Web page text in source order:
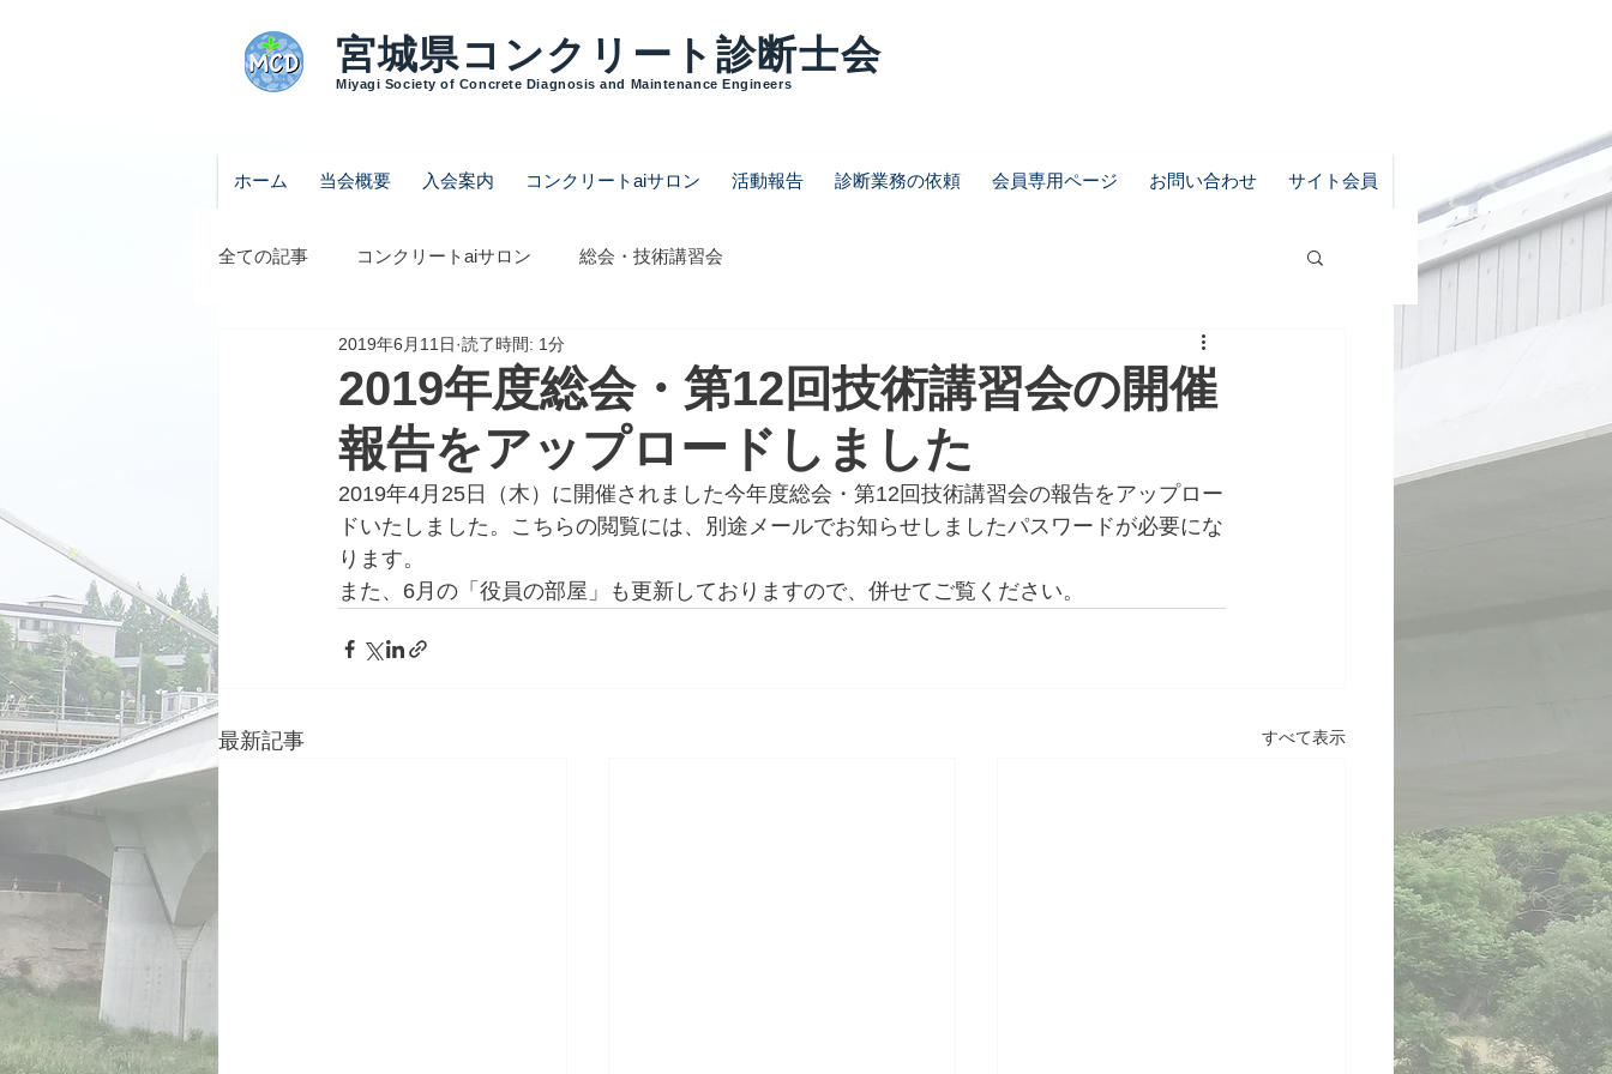
宮城県コンクリート診断士会
Miyagi Society of Concrete Diagnosis and Maintenance Engineers
ホーム 当会概要 入会案内 コンクリートaiサロン 活動報告 診断業務の依頼 会員専用ページ お問い合わせ サイト会員
全ての記事 コンクリートaiサロン 総会・技術講習会
2019年度総会・第12回技術講習会の開催
報告をアップロードしました
2019年6月11日 読了時間: 1分
2019年4月25日（木）に開催されました今年度総会・第12回技術講習会の報告をアップロー
ドいたしました。こちらの閲覧には、別途メールでお知らせしましたパスワードが必要にな
ります。
また、6月の「役員の部屋」も更新しておりますので、併せてご覧ください。
最新記事 すべて表示